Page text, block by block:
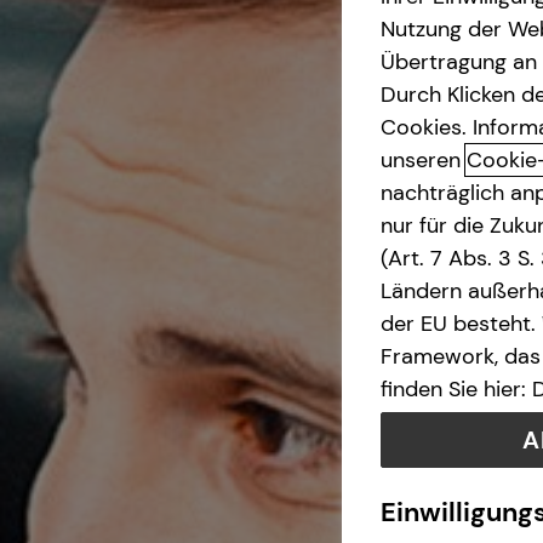
Betriebliche Altersvorsorge
Kapitalanlage Immobilien
Gewerbliche Versicherungen
Arbeitskraftabsicherung
Kindervorsorge
Nutzung der
Übertragung
Durch Klicken
Cookies.
unseren
nachträglich
nur für die
(Art. 7 Abs. 3
Ländern
der EU besteht.
Framework,
finden Sie hier: